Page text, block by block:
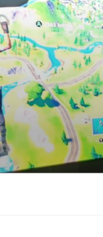
Przeskocz
do
treści